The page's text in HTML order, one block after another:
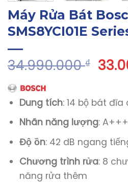
Máy Rửa Bát
SMS8YCI01E
34.990.000₫
Dung tích: 14 bộ bát đĩa
Nhãn năng lượng: A+++
Độ ồn: 42 dB ngang
Chương trình rửa: 8
năng rửa thêm